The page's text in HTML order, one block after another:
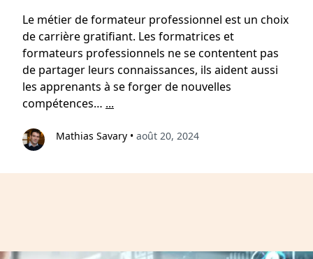
Le métier de formateur professionnel est un choix
de carrière gratifiant. Les formatrices et
formateurs professionnels ne se contentent pas
de partager leurs connaissances, ils aident aussi
les apprenants à se forger de nouvelles
compétences… ...
Mathias Savary • août 20, 2024